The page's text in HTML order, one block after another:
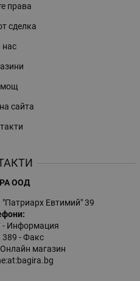
права
сделка
нас
сайта
ООД
"Патриарх Евтимий" 39
- Информация
389 - Факс
магазин